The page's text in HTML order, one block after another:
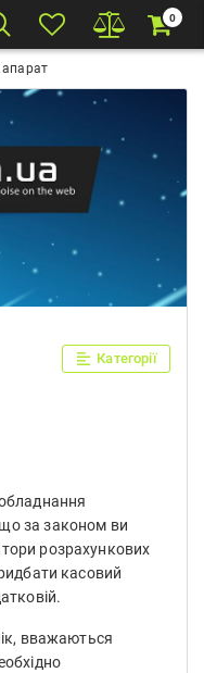
0
Категорії
за законом ви
розрахункових
касовий
вважаються